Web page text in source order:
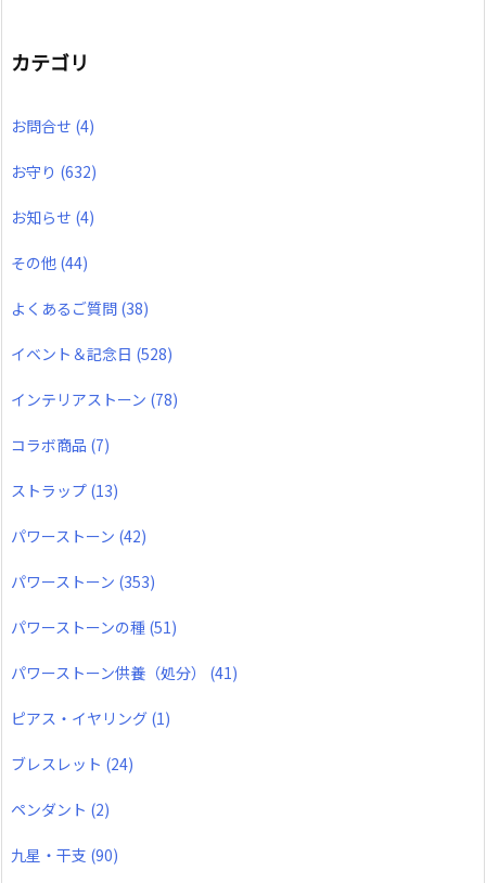
カテゴリ
お問合せ (4)
お守り (632)
お知らせ (4)
その他 (44)
よくあるご質問 (38)
イベント＆記念日 (528)
インテリアストーン (78)
コラボ商品 (7)
ストラップ (13)
パワーストーン (42)
パワーストーン (353)
パワーストーンの種 (51)
パワーストーン供養（処分） (41)
ピアス・イヤリング (1)
ブレスレット (24)
ペンダント (2)
九星・干支 (90)